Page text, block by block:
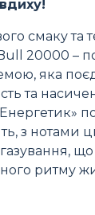
смаку та
20000 –
яка
та
з нотами
ритму